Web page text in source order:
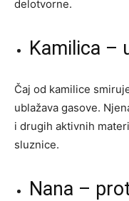
delotvorne.
Kamilica –
Čaj od kamilice
ublažava gasove.
i drugih aktivnih
sluznice.
Nana –